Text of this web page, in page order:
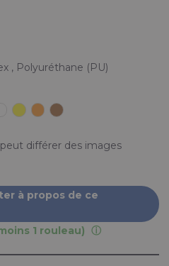
, Polyuréthane (PU)
différer des images
à propos de ce
1 rouleau)